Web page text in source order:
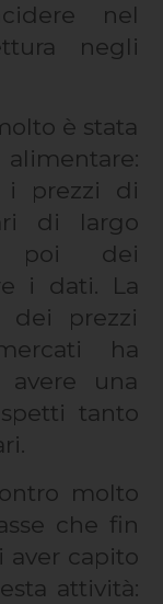
nel
negli
è stata
alimentare:
i prezzi di
di largo
poi dei
i dati. La
dei prezzi
ha
una
tanto
molto
che fin
aver capito
attività: